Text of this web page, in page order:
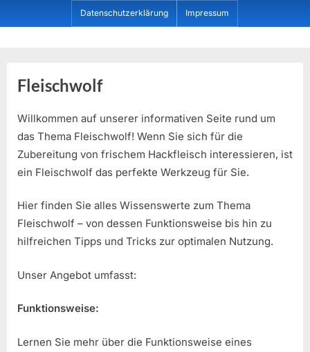
to
Datenschutzerklärung Impressum
Fleischwolf
Willkommen auf unserer informativen Seite rund um
das Thema Fleischwolf! Wenn Sie sich für die
Zubereitung von frischem Hackfleisch interessieren, ist
ein Fleischwolf das perfekte Werkzeug für Sie.
Hier finden Sie alles Wissenswerte zum Thema
Fleischwolf – von dessen Funktionsweise bis hin zu
hilfreichen Tipps und Tricks zur optimalen Nutzung.
Unser Angebot umfasst:
Funktionsweise:
Lernen Sie mehr über die Funktionsweise eines